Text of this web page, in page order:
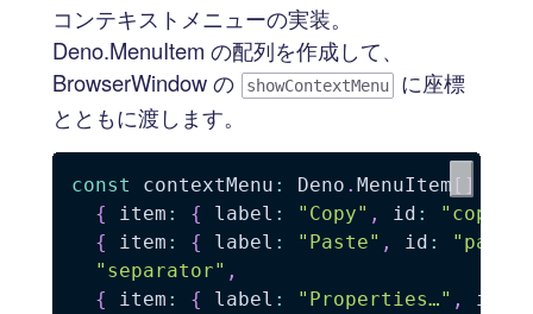
コンテキストメニューの実装。
Deno.MenuItem の配列を作成して、
BrowserWindow の
showContextMenu
に座標
とともに渡します。
const contextMenu : Deno . MenuItem [ ]
{
item : { label : "Copy" , id : "copy"
{
item : { label : "Paste" , id :
"separator" ,
{
item : { label : "Properties…" , id